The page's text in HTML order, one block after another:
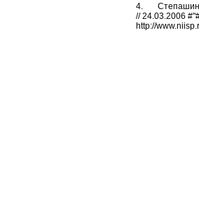
4. Степашин
// 24.03.2006
http://